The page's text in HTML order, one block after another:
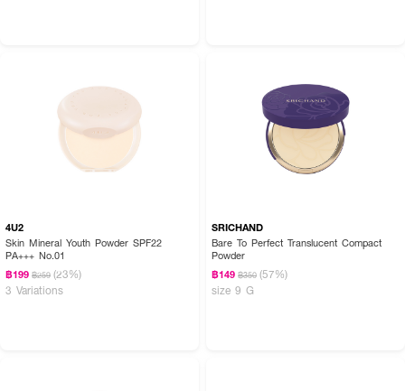
4U2
Skin Mineral Youth Powder SPF22
PA+++ No.01
฿199 ฿259 (23%)
3 Variations
SRICHAND
Bare To Perfect Translucent Compact
Powder
฿149 ฿350 (57%)
size 9 G